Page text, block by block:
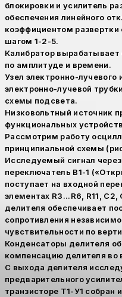
блокировки и усилитель
обеспечения линейного
коэффициентом
шагом 1-2-5.
Калибратор вырабатывает
по амплитуде и времени.
Узел электронно-лучевого
электронно-лучевой
схемы подсвета.
Низковольтный источник
функциональных
Рассмотрим работу
принципиальной схемы
Исследуемый сигнал
переключатель В1-1
поступает на входной
элементах R3...R6, R11,
делителя обеспечивает
сопротивления
чувствительности по
Конденсаторы делителя
компенсацию делителя во
С выхода делителя
предварительного
транзисторе Т1-У1 собран